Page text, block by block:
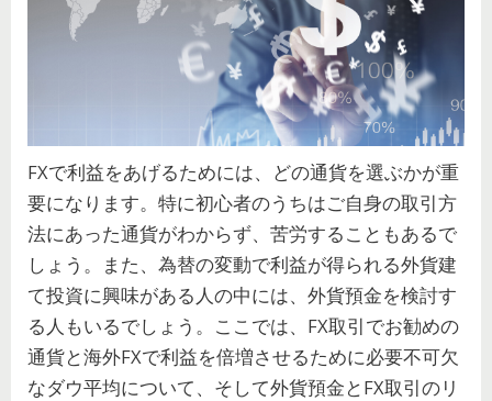
FXで利益をあげるためには、どの通貨を選ぶかが重
要になります。特に初心者のうちはご自身の取引方
法にあった通貨がわからず、苦労することもあるで
しょう。また、為替の変動で利益が得られる外貨建
て投資に興味がある人の中には、外貨預金を検討す
る人もいるでしょう。ここでは、FX取引でお勧めの
通貨と海外FXで利益を倍増させるために必要不可欠
なダウ平均について、そして外貨預金とFX取引のリ